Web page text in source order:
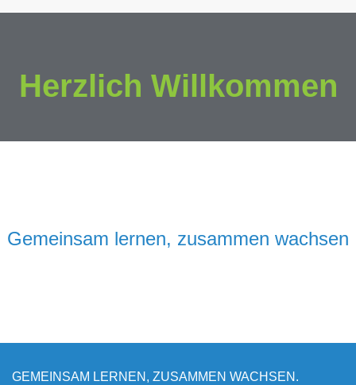
Herzlich Willkommen
Gemeinsam lernen, zusammen wachsen
GEMEINSAM LERNEN, ZUSAMMEN WACHSEN.